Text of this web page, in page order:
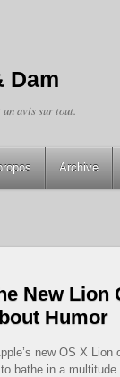
Dam
avis sur tout.
Archive
New Lion
Humor
new OS X
bathe in a